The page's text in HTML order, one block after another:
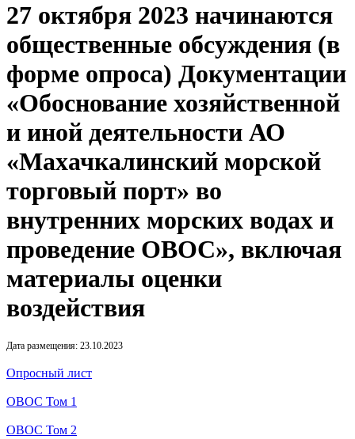
27 октября 2023 начинаются
общественные обсуждения (в
форме опроса) Документации
«Обоснование хозяйственной
и иной деятельности АО
«Махачкалинский морской
торговый порт» во
внутренних морских водах и
проведение ОВОС», включая
материалы оценки
воздействия
Дата размещения: 23.10.2023
Опросный лист
ОВОС Том 1
ОВОС Том 2